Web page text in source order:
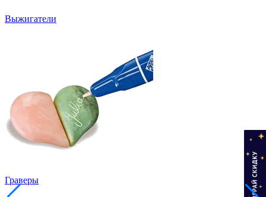
Выжигатели
Граверы